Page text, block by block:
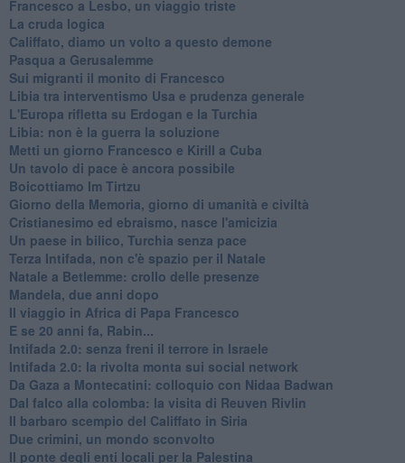
Francesco a Lesbo, un viaggio triste
La cruda logica
Califfato, diamo un volto a questo demone
Pasqua a Gerusalemme
Sui migranti il monito di Francesco
Libia tra interventismo Usa e prudenza generale
L'Europa rifletta su Erdogan e la Turchia
Libia: non è la guerra la soluzione
Metti un giorno Francesco e Kirill a Cuba
Un tavolo di pace è ancora possibile
Boicottiamo Im Tirtzu
Giorno della Memoria, giorno di umanità e civiltà
Cristianesimo ed ebraismo, nasce l'amicizia
Un paese in bilico, Turchia senza pace
Terza Intifada, non c'è spazio per il Natale
Natale a Betlemme: crollo delle presenze
Mandela, due anni dopo
Il viaggio in Africa di Papa Francesco
E se 20 anni fa, Rabin...
Intifada 2.0: senza freni il terrore in Israele
Intifada 2.0: la rivolta monta sui social network
Da Gaza a Montecatini: colloquio con Nidaa Badwan
Dal falco alla colomba: la visita di Reuven Rivlin
Il barbaro scempio del Califfato in Siria
Due crimini, un mondo sconvolto
Il ponte degli enti locali per la Palestina